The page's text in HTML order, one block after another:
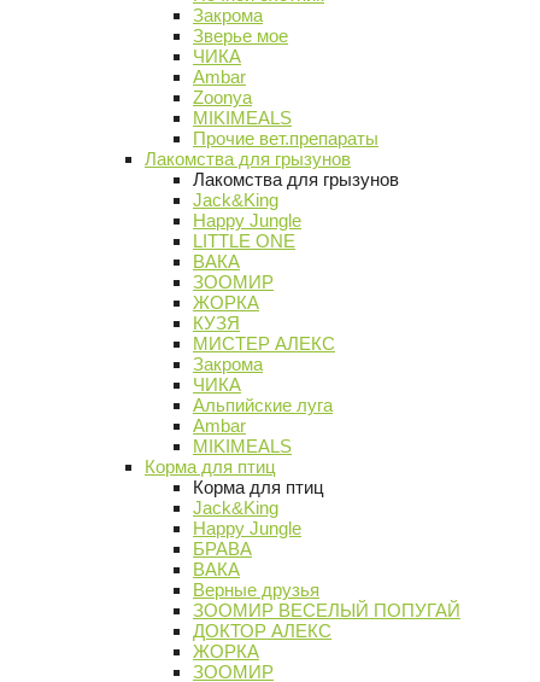
Закрома
Зверье мое
ЧИКА
Ambar
Zoonya
MIKIMEALS
Прочие вет.препараты
Лакомства для грызунов
Лакомства для грызунов
Jack&King
Happy Jungle
LITTLE ONE
ВАКА
ЗООМИР
ЖОРКА
КУЗЯ
МИСТЕР АЛЕКС
Закрома
ЧИКА
Альпийские луга
Ambar
MIKIMEALS
Корма для птиц
Корма для птиц
Jack&King
Happy Jungle
БРАВА
ВАКА
Верные друзья
ЗООМИР ВЕСЕЛЫЙ ПОПУГАЙ
ДОКТОР АЛЕКС
ЖОРКА
ЗООМИР